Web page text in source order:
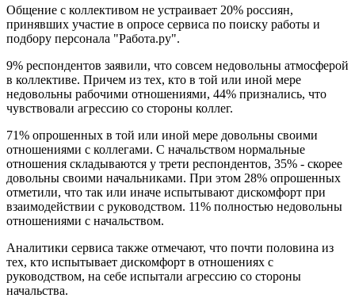
Общение с коллективом не устраивает 20% россиян,
принявших участие в опросе сервиса по поиску работы и
подбору персонала "Работа.ру".
9% респондентов заявили, что совсем недовольны атмосферой
в коллективе. Причем из тех, кто в той или иной мере
недовольны рабочими отношениями, 44% признались, что
чувствовали агрессию со стороны коллег.
71% опрошенных в той или иной мере довольны своими
отношениями с коллегами. С начальством нормальные
отношения складываются у трети респондентов, 35% - скорее
довольны своими начальниками. При этом 28% опрошенных
отметили, что так или иначе испытывают дискомфорт при
взаимодействии с руководством. 11% полностью недовольны
отношениями с начальством.
Аналитики сервиса также отмечают, что почти половина из
тех, кто испытывает дискомфорт в отношениях с
руководством, на себе испытали агрессию со стороны
начальства.